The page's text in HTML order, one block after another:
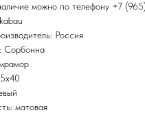
можно по телефону +7
Россия
Сорбонна
матовая